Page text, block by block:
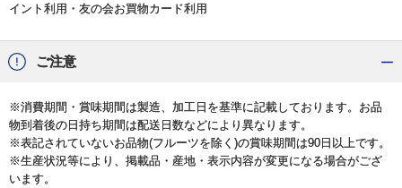
イント利用・友の会お買物カード利用
ご注意
※消費期間・賞味期間は製造、加工日を基準に記載しております。お品
物到着後の日持ち期間は配送日数などにより異なります。
※表記されていないお品物(フルーツを除く)の賞味期間は90日以上です。
※生産状況等により、掲載品・産地・表示内容が変更になる場合がござ
います。